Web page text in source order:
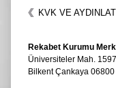
KVK VE
Rekabet Kurumu
Üniversiteler Mah.
Bilkent Çankaya 06800